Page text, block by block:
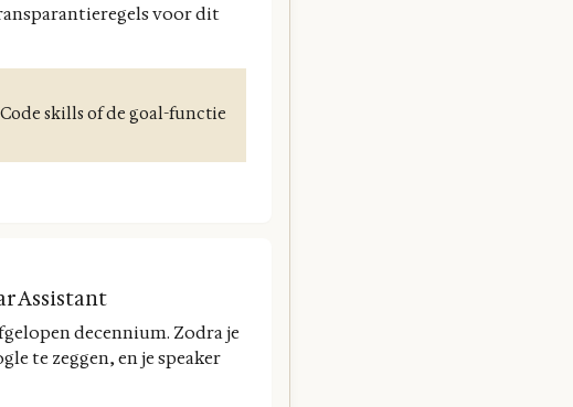
voor dit
skills of de goal-functie
Assistant
decennium. Zodra je
te zeggen, en je speaker